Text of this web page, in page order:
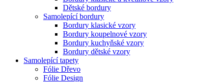
Dětské bordury
Samolepící bordury
Bordury klasické vzory
Bordury koupelnové vzory
Bordury kuchyňské vzory
Bordury dětské vzory
Samolepící tapety
Fólie Dřevo
Fólie Design